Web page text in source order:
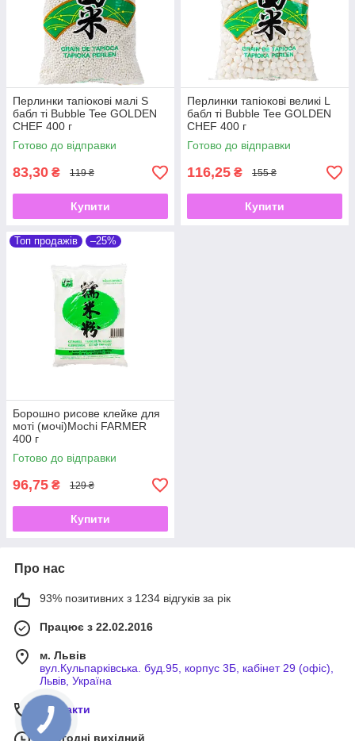
Перлинки тапіокові малі S
бабл ті Bubble Tee GOLDEN
CHEF 400 г
Готово до відправки
83,30 ₴ 119 ₴
Купити
Перлинки тапіокові великі L
бабл ті Bubble Tee GOLDEN
CHEF 400 г
Готово до відправки
116,25 ₴ 155 ₴
Купити
Топ продажів –25%
Борошно рисове клейке для
моті (мочі)Mochi FARMER
400 г
Готово до відправки
96,75 ₴ 129 ₴
Купити
Про нас
93% позитивних з 1234 відгуків за рік
Працює з 22.02.2016
м. Львів
вул.Кульпарківська. буд.95, корпус 3Б, кабінет 29 (офіс),
Львів, Україна
Контакти
Сьогодні вихідний